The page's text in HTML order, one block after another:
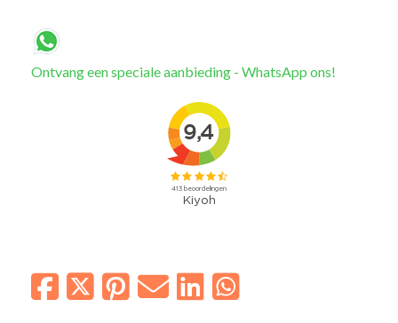
Ontvang een speciale aanbieding - WhatsApp ons!